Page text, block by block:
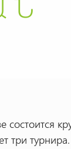
состоится
три турнира.